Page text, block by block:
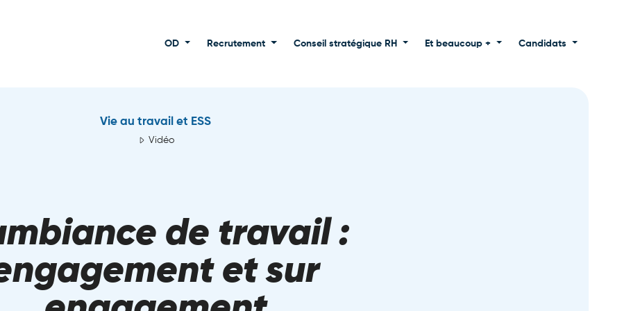
OD Recrutement Conseil stratégique RH Et beaucoup + Candidats
Vie au travail et ESS
Vidéo
de travail :
et sur